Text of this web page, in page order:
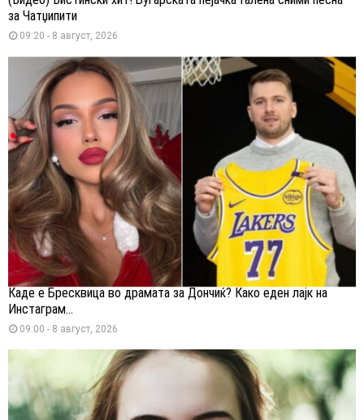
за Чатџипити
09:20 - 8 август, 2026
Каде е Бресквица во драмата за Дончиќ? Како еден лајк на
Инстаграм...
09:00 - 8 август, 2026